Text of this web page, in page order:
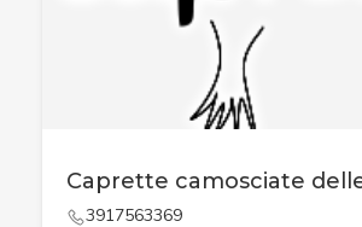
Caprette camosciate
3917563369